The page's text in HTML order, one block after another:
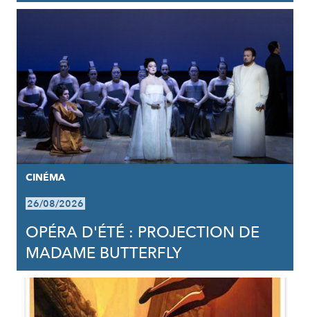
CINÉMA
26/08/2026
OPÉRA D'ÉTÉ : PROJECTION DE
MADAME BUTTERFLY